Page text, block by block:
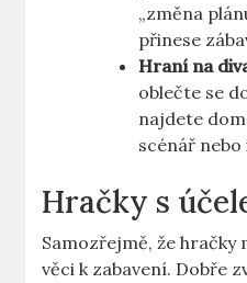
⁤„změna
přinese
Hraní na
‍oblečte‌ se
najdete
scénář
Hračky s
Samozřejmě,‍ že hračky
‌věci k zabavení. Dobře